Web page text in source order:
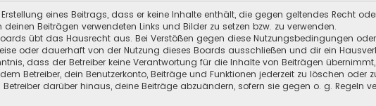
eines Beitrags, dass er keine Inhalte enthält, die gegen geltendes Recht
deinen Beiträgen verwendeten Links und Bilder zu setzen bzw. zu verwenden.
übt das Hausrecht aus. Bei Verstößen gegen diese Nutzungsbedingungen
oder dauerhaft von der Nutzung dieses Boards ausschließen und dir ein
dass der Betreiber keine Verantwortung für die Inhalte von Beiträgen
Betreiber, dein Benutzerkonto, Beiträge und Funktionen jederzeit zu löschen oder
darüber hinaus, deine Beiträge abzuändern, sofern sie gegen o. g. Regeln